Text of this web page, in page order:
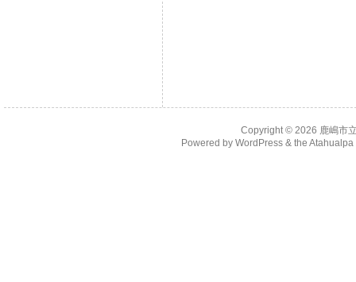
Copyright © 2026 鹿嶋市
Powered by WordPress& the Atahualpa